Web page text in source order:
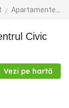
Apartamente de inchiriat
Civic
Vezi pe hartă